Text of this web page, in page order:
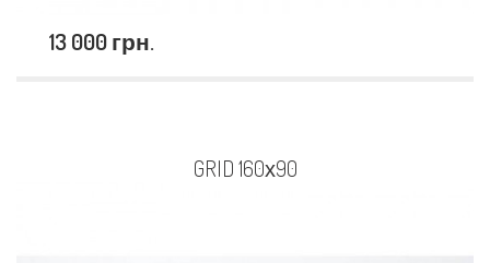
13 000 грн.
GRID 160х90